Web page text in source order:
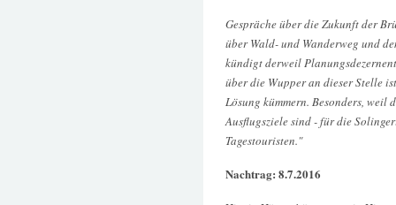
Gespräche über die Zukunft der
über Wald- und Wanderweg und
kündigt derweil
über die Wupper an dieser Stelle
Lösung kümmern. Besonders, weil
Ausflugsziele sind - für die
Tagestouristen."
Nachtrag: 8.7.2016